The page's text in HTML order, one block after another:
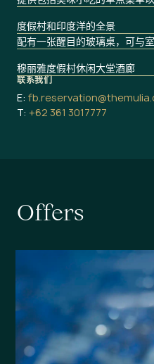
度假村和印度洋的全景
配有一张醒目的玻璃桌，可与
穆丽雅度假村休闲大堂酒廊
联系我们
E:
T: +62 361 3017777
Offers